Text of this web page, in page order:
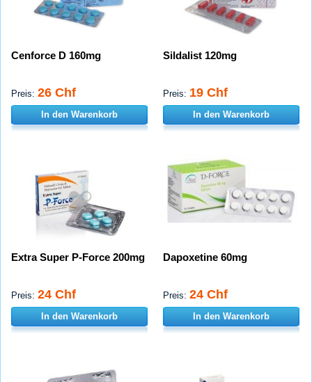
Cenforce D 160mg
Preis: 26 Chf
In den Warenkorb
Sildalist 120mg
Preis: 19 Chf
In den Warenkorb
Extra Super P-Force 200mg
Preis: 24 Chf
In den Warenkorb
Dapoxetine 60mg
Preis: 24 Chf
In den Warenkorb